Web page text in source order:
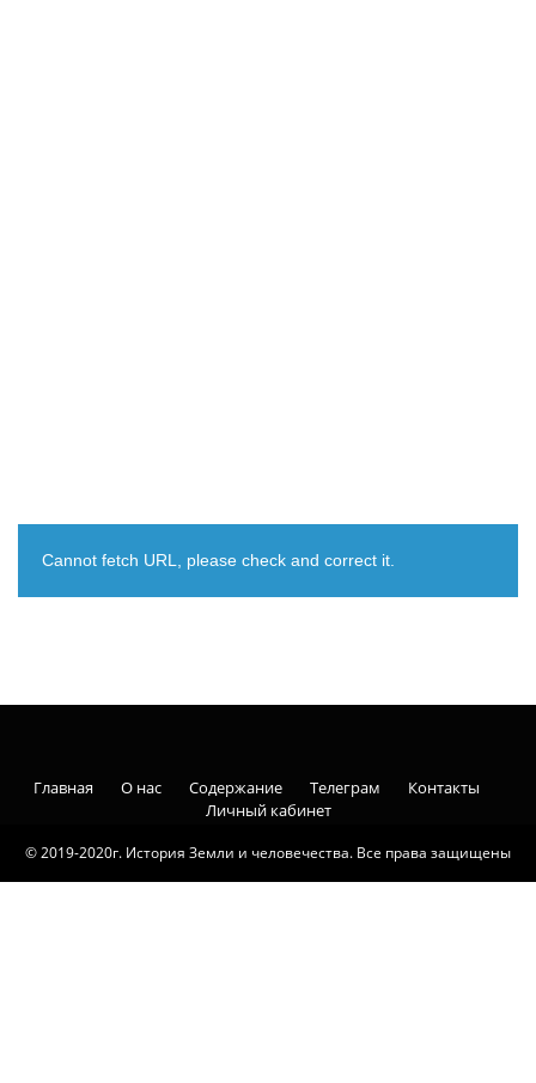
Cannot fetch URL, please check and correct it.
© 2019-2020г. История Земли и человечества. Все права защищены
Главная О нас Содержание Телеграм
Контакты
Личный кабинет